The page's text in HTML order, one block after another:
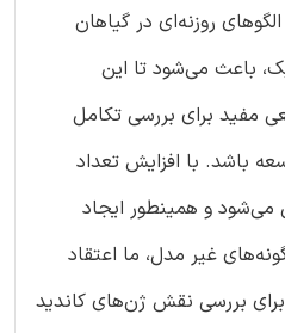
روزنه‌ای در گیاهان
باعث می‌شود تا این
مفید برای بررسی تکامل
باشد. با افزایش تعداد
می‌شود و همینطور ایجاد
غیر مدل، ما اعتقاد
بررسی نقش‌ ژن‌های کاندید